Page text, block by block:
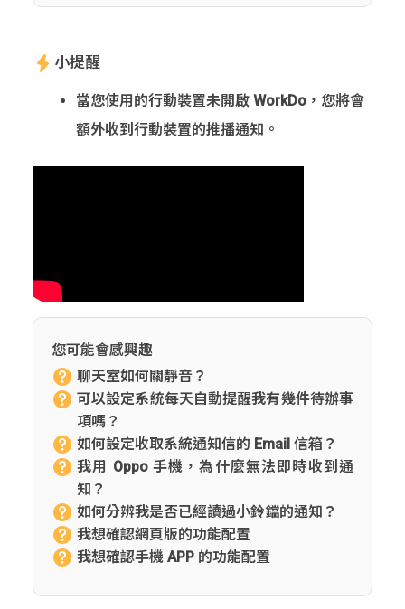
小提醒
當您使用的行動裝置未開啟 WorkDo，您將會
額外收到行動裝置的推播通知。
您可能會感興趣
聊天室如何關靜音？
可以設定系統每天自動提醒我有幾件待辦事
項嗎？
如何設定收取系統通知信的 Email 信箱？
我用 Oppo 手機，為什麼無法即時收到通
知？
如何分辨我是否已經讀過小鈴鐺的通知？
我想確認網頁版的功能配置
我想確認手機 APP 的功能配置